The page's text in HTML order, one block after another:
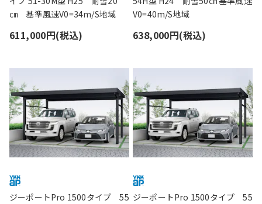
㎝ 基準風速V0=34m/S地域
611,000円(税込)
V0=40m/S地域
638,000円(税込)
ジーポートPro 1500タイプ 55 ジーポートPro 1500タイプ 55